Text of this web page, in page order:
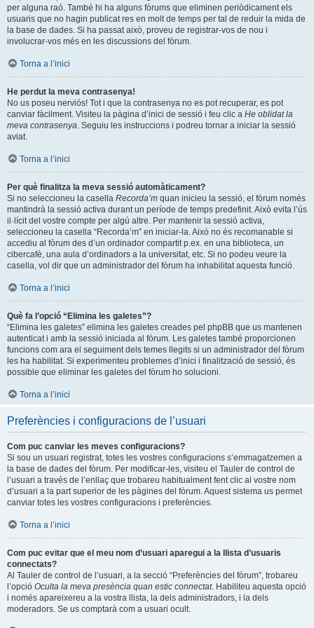
per alguna raó. També hi ha alguns fòrums que eliminen periòdicament els
usuaris que no hagin publicat res en molt de temps per tal de reduir la mida de
la base de dades. Si ha passat això, proveu de registrar-vos de nou i
involucrar-vos més en les discussions del fòrum.
Torna a l’inici
He perdut la meva contrasenya!
No us poseu nerviós! Tot i que la contrasenya no es pot recuperar, es pot
canviar fàcilment. Visiteu la pàgina d’inici de sessió i feu clic a He oblidat la
meva contrasenya. Seguiu les instruccions i podreu tornar a iniciar la sessió
aviat.
Torna a l’inici
Per què finalitza la meva sessió automàticament?
Si no seleccioneu la casella Recorda’m quan inicieu la sessió, el fòrum només
mantindrà la sessió activa durant un període de temps predefinit. Això evita l’ús
il·lícit del vostre compte per algú altre. Per mantenir la sessió activa,
seleccioneu la casella “Recorda’m” en iniciar-la. Això no és recomanable si
accediu al fòrum des d’un ordinador compartit p.ex. en una biblioteca, un
cibercafè, una aula d’ordinadors a la universitat, etc. Si no podeu veure la
casella, vol dir que un administrador del fòrum ha inhabilitat aquesta funció.
Torna a l’inici
Què fa l’opció “Elimina les galetes”?
“Elimina les galetes” elimina les galetes creades pel phpBB que us mantenen
autenticat i amb la sessió iniciada al fòrum. Les galetes també proporcionen
funcions com ara el seguiment dels temes llegits si un administrador del fòrum
les ha habilitat. Si experimenteu problemes d’inici i finalització de sessió, és
possible que eliminar les galetes del fòrum ho solucioni.
Torna a l’inici
Preferències i configuracions de l’usuari
Com puc canviar les meves configuracions?
Si sou un usuari registrat, totes les vostres configuracions s’emmagatzemen a
la base de dades del fòrum. Per modificar-les, visiteu el Tauler de control de
l’usuari a través de l’enllaç que trobareu habitualment fent clic al vostre nom
d’usuari a la part superior de les pàgines del fòrum. Aquest sistema us permet
canviar totes les vostres configuracions i preferències.
Torna a l’inici
Com puc evitar que el meu nom d’usuari aparegui a la llista d’usuaris
connectats?
Al Tauler de control de l’usuari, a la secció “Preferències del fòrum”, trobareu
l’opció Oculta la meva presència quan estic connectat. Habiliteu aquesta opció
i només apareixereu a la vostra llista, la dels administradors, i la dels
moderadors. Se us comptarà com a usuari ocult.